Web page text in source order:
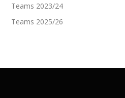
Teams 2023/24
Teams 2025/26